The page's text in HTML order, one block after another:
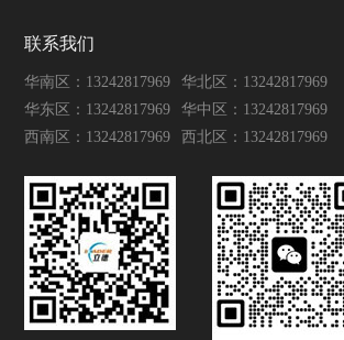
联系我们
华南区：13242817969
华北区：13242817969
华东区：13242817969
华中区：13242817969
西南区：13242817969
西北区：13242817969